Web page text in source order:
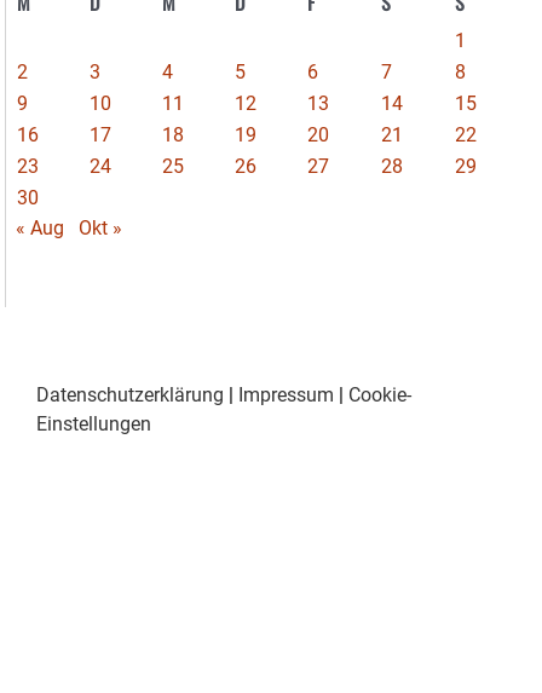
1
2
3 4 5 6 7
8
9
10 11 12 13 14
15
16
17 18 19 20 21
22
23
24 25 26 27 28
29
30
« Aug
Okt »
Datenschutzerklärung | Impressum | Cookie-
Einstellungen